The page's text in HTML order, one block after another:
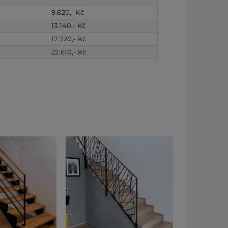
9.620,- Kč
13.140,- Kč
17.720,- Kč
22.610,- Kč